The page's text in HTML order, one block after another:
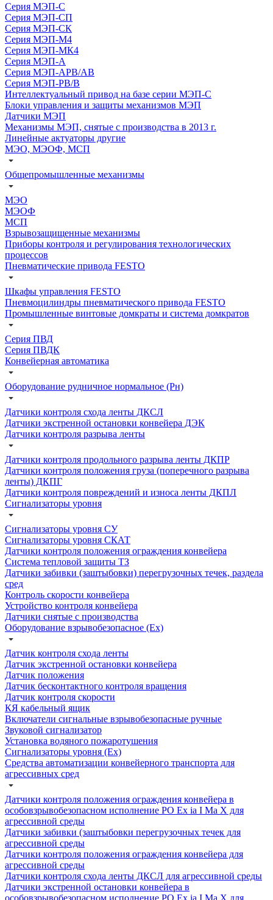
Серия МЭП-С
Серия МЭП-СП
Серия МЭП-СК
Серия МЭП-М4
Серия МЭП-МК4
Серия МЭП-А
Серия МЭП-АРВ/АВ
Серия МЭП-РВ/В
Интеллектуальный привод на базе серии МЭП-С
Блоки управления и защиты механизмов МЭП
Датчики МЭП
Механизмы МЭП, снятые с производства в 2013 г.
Линейные актуаторы другие
МЭО, МЭОФ, МСП
Общепромышленные механизмы
МЭО
МЭОФ
МСП
Взрывозащищенные механизмы
Приборы контроля и регулирования технологических
процессов
Пневматические привода FESTO
Шкафы управления FESTO
Пневмоцилиндры пневматического привода FESTO
Промышленные винтовые домкраты и система домкратов
Серия ПВД
Серия ПВДК
Конвейерная автоматика
Оборудование рудничное нормальное (Рн)
Датчики контроля схода ленты ДКСЛ
Датчики экстренной остановки конвейера ДЭК
Датчики контроля разрыва ленты
Датчики контроля продольного разрыва ленты ДКПР
Датчики контроля положения груза (поперечного разрыва
ленты) ДКПГ
Датчики контроля повреждений и износа ленты ДКПЛ
Сигнализаторы уровня
Сигнализаторы уровня СУ
Сигнализаторы уровня СКАТ
Датчики контроля положения ограждения конвейера
Система тепловой защиты ТЗ
Датчики забивки (заштыбовки) перегрузочных течек, раздела
сред
Контроль скорости конвейера
Устройство контроля конвейера
Датчики снятые с производства
Оборудование взрывобезопасное (Ex)
Датчик контроля схода ленты
Датчик экстренной остановки конвейера
Датчик положения
Датчик бесконтактного контроля вращения
Датчик контроля скорости
КЯ кабельный ящик
Включатели сигнальные взрывобезопасные ручные
Звуковой сигнализатор
Установка водяного пожаротушения
Сигнализаторы уровня (Ех)
Средства автоматизации конвейерного транспорта для
агрессивных сред
Датчики контроля положения ограждения конвейера в
особовзрывобезопасном исполнение РО Ех ia I Ма Х для
агрессивной среды
Датчики забивки (заштыбовки перегрузочных течек для
агрессивной среды
Датчики контроля положения ограждения конвейера для
агрессивной среды
Датчики контроля схода ленты ДКСЛ для агрессивной среды
Датчики экстренной остановки конвейера в
особовзрывобезопасном исполнение РО Ех ia I Ма Х для